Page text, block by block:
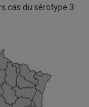
cas du sérotype 3